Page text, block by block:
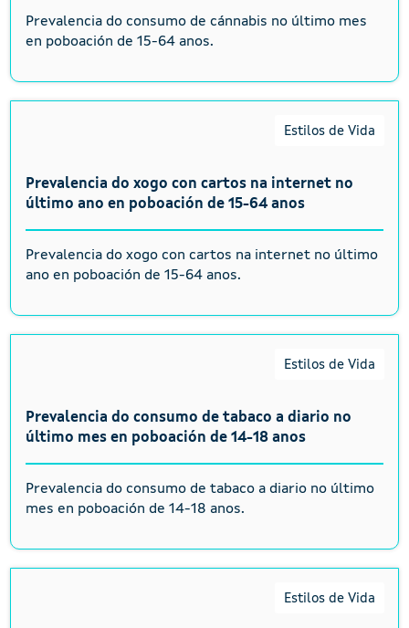
Prevalencia do consumo de cánnabis no último mes
en poboación de 15-64 anos.
Estilos de Vida
Prevalencia do xogo con cartos na internet no
último ano en poboación de 15-64 anos
Prevalencia do xogo con cartos na internet no último
ano en poboación de 15-64 anos.
Estilos de Vida
Prevalencia do consumo de tabaco a diario no
último mes en poboación de 14-18 anos
Prevalencia do consumo de tabaco a diario no último
mes en poboación de 14-18 anos.
Estilos de Vida